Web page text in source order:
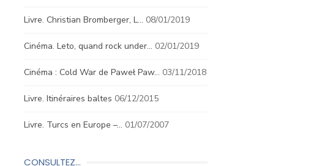
Livre. Christian Bromberger, L… 08/01/2019
Cinéma. Leto, quand rock under… 02/01/2019
Cinéma : Cold War de Paweł Paw… 03/11/2018
Livre. Itinéraires baltes 06/12/2015
Livre. Turcs en Europe –… 01/07/2007
CONSULTEZ…